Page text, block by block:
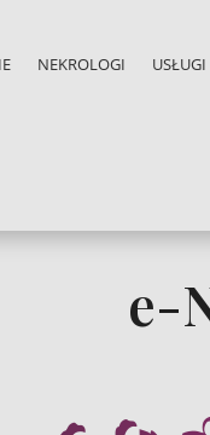
NEKROLOGI USŁUGI
e-